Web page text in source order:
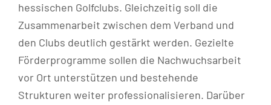
hessischen Golfclubs. Gleichzeitig soll die
Zusammenarbeit zwischen dem Verband und
den Clubs deutlich gestärkt werden. Gezielte
Förderprogramme sollen die Nachwuchsarbeit
vor Ort unterstützen und bestehende
Strukturen weiter professionalisieren. Darüber